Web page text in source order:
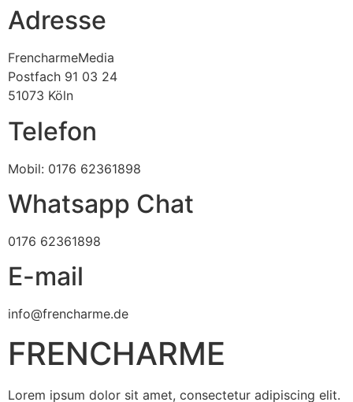
Adresse
FrencharmeMedia
Postfach 91 03 24
51073 Köln
Telefon
Mobil: 0176 62361898
Whatsapp Chat
0176 62361898
E-mail
info@frencharme.de
FRENCHARME
Lorem ipsum dolor sit amet, consectetur adipiscing elit.